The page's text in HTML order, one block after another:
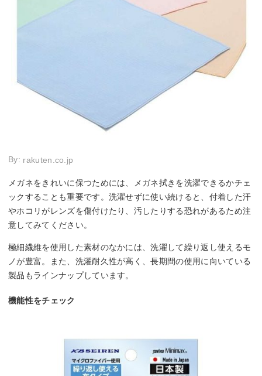
By: rakuten.co.jp
メガネをきれいに保つためには、メガネ拭きを洗濯できるかチェ
ックすることも重要です。洗濯せずに使い続けると、付着した汗
やホコリがレンズを傷付けたり、汚したりする恐れがあるため注
意してみてください。
極細繊維を使用した素材のなかには、洗濯して繰り返し使えるモ
ノが豊富。また、洗濯耐久性が高く、長期間の使用に向いている
製品もラインナップしています。
機能性をチェック